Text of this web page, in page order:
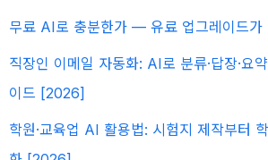
무료 AI로 충분한가 — 유료 업그레이드가
직장인 이메일 자동화: AI로 분류·답장·요
이드 [2026]
학원·교육업 AI 활용법: 시험지 제작부터